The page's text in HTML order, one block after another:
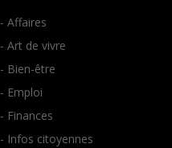
- Affaires
- Art de vivre
- Bien-être
- Emploi
- Finances
- Infos citoyennes